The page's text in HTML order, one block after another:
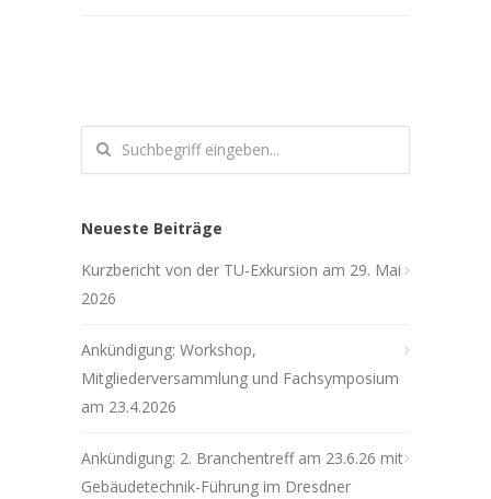
Neueste Beiträge
Kurzbericht von der TU-Exkursion am 29. Mai
2026
Ankündigung: Workshop,
Mitgliederversammlung und Fachsymposium
am 23.4.2026
Ankündigung: 2. Branchentreff am 23.6.26 mit
Gebäudetechnik-Führung im Dresdner